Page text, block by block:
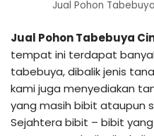
Jual Pohon
Jual Pohon Tabebuya
tempat ini terdapat
tabebuya, dibalik jenis
kami juga menyediakan
yang masih bibit ataupun
Sejahtera bibit – bibit